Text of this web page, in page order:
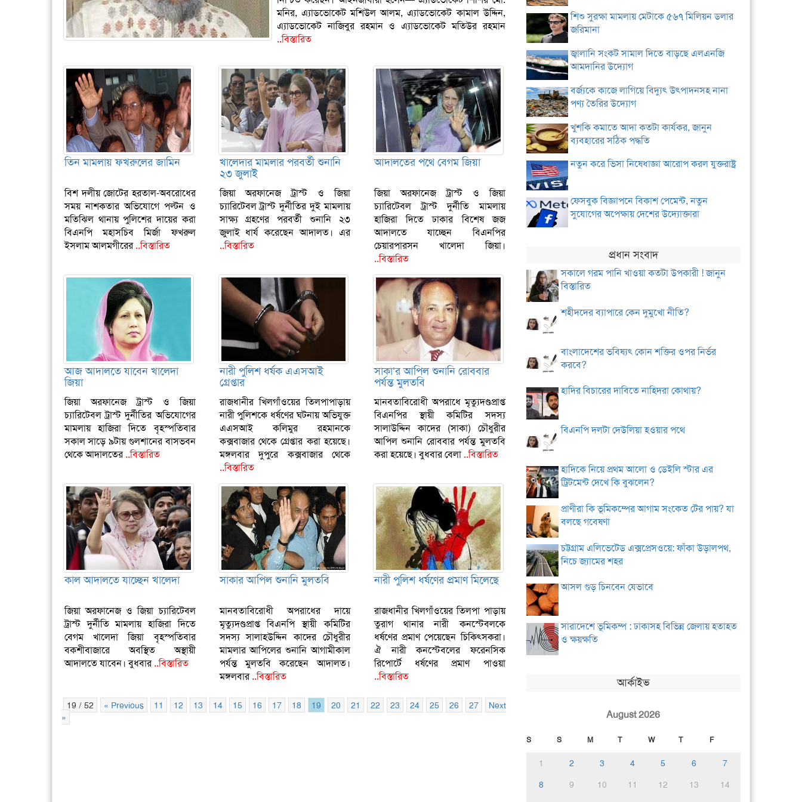
মনির, এ্যাডভোকেট মশিউল আলম, এ্যাডভোকেট কামাল উদ্দিন,
এ্যাডভোকেট নাজিবুর রহমান ও এ্যাডভোকেট মতিউর রহমান
..বিস্তারিত
তিন মামলায় ফখরুলের জামিন
বিশ দলীয় জোটের হরতাল-অবরোধের
সময় নাশকতার অভিযোগে পল্টন ও
মতিঝিল থানায় পুলিশের দায়ের করা
বিএনপি মহাসচিব মির্জা ফখরুল
ইসলাম আলমগীরের..বিস্তারিত
খালেদার মামলার পরবর্তী শুনানি
২৩ জুলাই
জিয়া অরফানেজ ট্রাস্ট ও জিয়া
চ্যারিটেবল ট্রাস্ট দুর্নীতির দুই মামলায়
সাক্ষ্য গ্রহণের পরবর্তী শুনানি ২৩
জুলাই ধার্য করেছেন আদালত। এর
..বিস্তারিত
আদালতের পথে বেগম জিয়া
জিয়া অরফানেজ ট্রাস্ট ও জিয়া
চ্যারিটেবল ট্রাস্ট দুর্নীতি মামলায়
হাজিরা দিতে ঢাকার বিশেষ জজ
আদালতে যাচ্ছেন বিএনপির
চেয়ারপারসন খালেদা জিয়া।
..বিস্তারিত
আজ আদালতে যাবেন খালেদা
জিয়া
জিয়া অরফানেজ ট্রাস্ট ও জিয়া
চ্যারিটেবল ট্রাস্ট দুর্নীতির অভিযোগের
মামলায় হাজিরা দিতে বৃহস্পতিবার
সকাল সাড়ে ৯টায় গুলশানের বাসভবন
থেকে আদালতের..বিস্তারিত
নারী পুলিশ ধর্ষক এএসআই
গ্রেপ্তার
রাজধানীর খিলগাঁওয়ের তিলপাপাড়ায়
নারী পুলিশকে ধর্ষণের ঘটনায় অভিযুক্ত
এএসআই কলিমুর রহমানকে
কক্সবাজার থেকে গ্রেপ্তার করা হয়েছে।
মঙ্গলবার দুপুরে কক্সবাজার থেকে
..বিস্তারিত
সাকা’র আপিল শুনানি রোববার
পর্যন্ত মুলতবি
মানবতাবিরোধী অপরাধে মৃত্যুদণ্ডপ্রাপ্ত
বিএনপির স্থায়ী কমিটির সদস্য
সালাউদ্দিন কাদের (সাকা) চৌধুরীর
আপিল শুনানি রোববার পর্যন্ত মুলতবি
করা হয়েছে। বুধবার বেলা..বিস্তারিত
কাল আদালতে যাচ্ছেন খালেদা
জিয়া অরফানেজ ও জিয়া চ্যারিটেবল
ট্রাস্ট দুর্নীতি মামলায় হাজিরা দিতে
বেগম খালেদা জিয়া বৃহস্পতিবার
বকশীবাজারে অবস্থিত অস্থায়ী
আদালতে যাবেন। বুধবার..বিস্তারিত
সাকার আপিল শুনানি মুলতবি
মানবতাবিরোধী অপরাধের দায়ে
মৃত্যুদণ্ডপ্রাপ্ত বিএনপি স্থায়ী কমিটির
সদস্য সালাহউদ্দিন কাদের চৌধুরীর
মামলার আপিলের শুনানি আগামীকাল
পর্যন্ত মুলতবি করেছেন আদালত।
মঙ্গলবার..বিস্তারিত
নারী পুলিশ ধর্ষণের প্রমাণ মিলেছে
রাজধানীর খিলগাঁওয়ের তিলপা পাড়ায়
তুরাগ থানার নারী কনস্টেবলকে
ধর্ষণের প্রমাণ পেয়েছেন চিকিৎসকরা।
ঐ নারী কনস্টেবলের ফরেনসিক
রিপোর্টে ধর্ষণের প্রমাণ পাওয়া
..বিস্তারিত
19 / 52 « Previous 11 12 13 14 15 16 17 18 19 20 21 22 23 24 25 26 27
Next
»
শিশু সুরক্ষা মামলায় মেটাকে ৫৬৭ মিলিয়ন ডলার
জরিমানা
জ্বালানি সংকট সামাল দিতে বাড়ছে এলএনজি
আমদানির উদ্যোগ
বর্জ্যকে কাজে লাগিয়ে বিদ্যুৎ উৎপাদনসহ নানা
পণ্য তৈরির উদ্যোগ
খুশকি কমাতে আদা কতটা কার্যকর, জানুন
ব্যবহারের সঠিক পদ্ধতি
নতুন করে ভিসা নিষেধাজ্ঞা আরোপ করল যুক্তরাষ্ট্র
ফেসবুক বিজ্ঞাপনে বিকাশ পেমেন্ট, নতুন
সুযোগের অপেক্ষায় দেশের উদ্যোক্তারা
প্রধান সংবাদ
সকালে গরম পানি খাওয়া কতটা উপকারী ! জানুন
বিস্তারিত
শহীদদের ব্যাপারে কেন দুমুখো নীতি?
বাংলাদেশের ভবিষ্যৎ কোন শক্তির ওপর নির্ভর
করবে?
হাদির বিচারের দাবিতে নাহিদরা কোথায়?
বিএনপি দলটা দেউলিয়া হওয়ার পথে
হাদিকে নিয়ে প্রথম আলো ও ডেইলি স্টার এর
ট্রিটমেন্ট দেখে কি বুঝলেন?
প্রাণীরা কি ভূমিকম্পের আগাম সংকেত টের পায়? যা
বলছে গবেষণা
চট্টগ্রাম এলিভেটেড এক্সপ্রেসওয়ে: ফাঁকা উড়ালপথ,
নিচে জ্যামের শহর
আসল গুড় চিনবেন যেভাবে
সারাদেশে ভূমিকম্প : ঢাকাসহ বিভিন্ন জেলায় হতাহত
ও ক্ষয়ক্ষতি
আর্কাইভ
August 2026
S S M T W T F
1 2 3 4 5 6
7
8
9 10 11 12 13
14